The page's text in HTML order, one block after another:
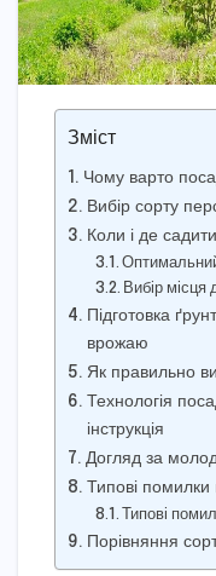
Зміст
Чому варто
Вибір сорту
Коли і де
Вибір місця
Підготовка
врожаю
Як правильно
Технологія
інструкція
Догляд за
Типові помилки
Типові
Порівняння